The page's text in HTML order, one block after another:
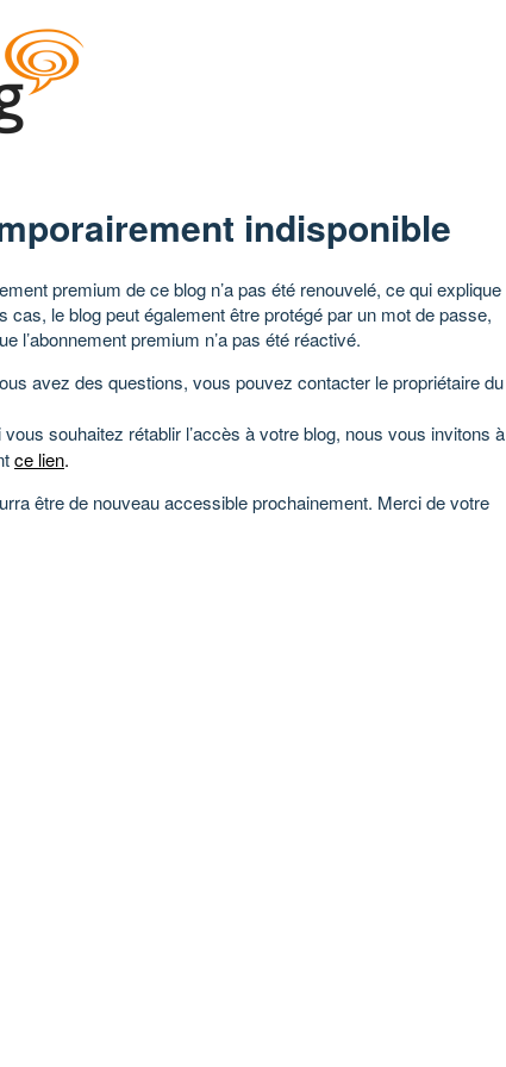
indisponible
premium de ce blog n’a pas été renouvelé, ce qui explique
cas, le blog peut également être protégé par un mot de passe,
l’abonnement premium n’a pas été réactivé.
avez des questions, vous pouvez contacter le propriétaire du
vous souhaitez rétablir l’accès à votre blog, nous vous invitons à
ce lien.
être de nouveau accessible prochainement. Merci de votre